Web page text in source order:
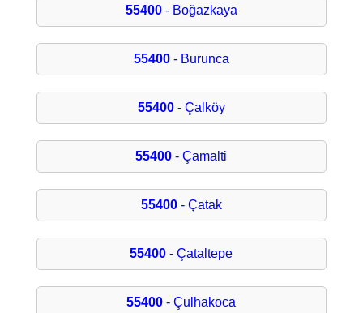
55400- Boğazkaya
55400- Burunca
55400- Çalköy
55400 - Çamalti
55400- Çatak
55400 - Çataltepe
55400 - Çulhakoca